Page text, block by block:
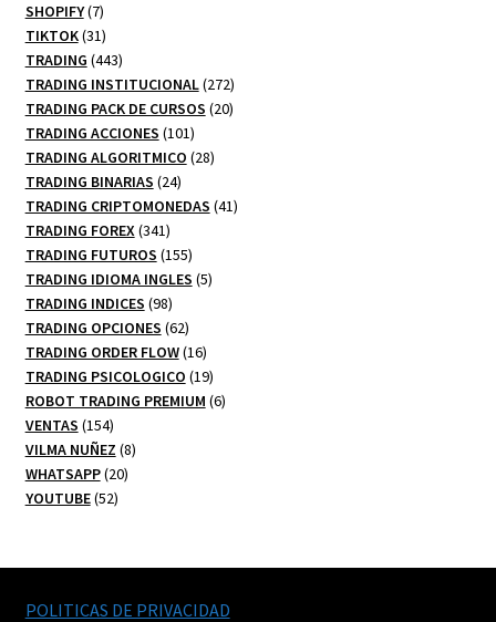
productos
SHOPIFY 77
productos
TIKTOK 3131
productos
TRADING 443443
productos
TRADING INSTITUCIONAL 272272
productos
TRADING PACK DE CURSOS 2020
TRADING ACCIONES 101101
productos
TRADING ALGORITMICO 2828
TRADING BINARIAS 2424
productos
TRADING CRIPTOMONEDAS 4141
TRADING FOREX 341341
productos
TRADING FUTUROS 155155
productos
TRADING IDIOMA INGLES 55
TRADING INDICES 9898
productos
TRADING OPCIONES 6262
productos
TRADING ORDER FLOW 1616
productos
TRADING PSICOLOGICO 1919
productos
ROBOT TRADING PREMIUM 66
VENTAS 154154
productos
VILMA NUÑEZ 88
WHATSAPP 2020
YOUTUBE 5252
POLITICAS DE PRIVACIDAD